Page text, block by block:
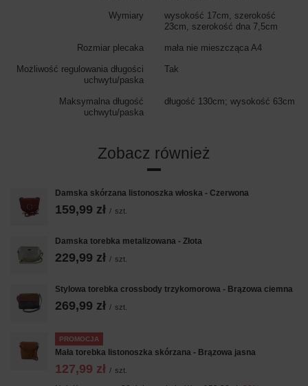
Wymiary
wysokość 17cm, szerokość
23cm, szerokość dna 7,5cm
Rozmiar plecaka mała nie mieszcząca A4
Możliwość regulowania długości
uchwytu/paska
Tak
Maksymalna długość
uchwytu/paska
długość 130cm; wysokość 63cm
Zobacz również
Damska skórzana listonoszka włoska - Czerwona
159,99 zł / szt.
Damska torebka metalizowana - Złota
229,99 zł / szt.
Stylowa torebka crossbody trzykomorowa - Brązowa ciemna
269,99 zł / szt.
PROMOCJA
Mała torebka listonoszka skórzana - Brązowa jasna
127,99 zł / szt.